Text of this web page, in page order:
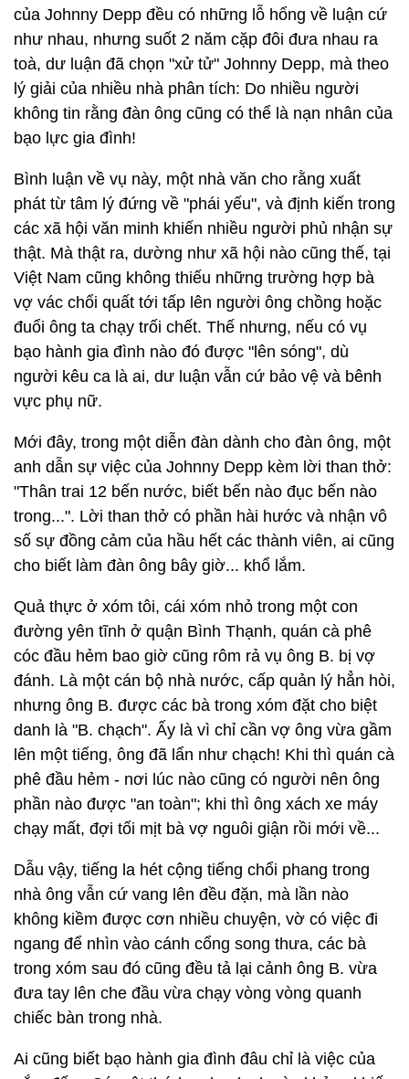
của Johnny Depp đều có những lỗ hổng về luận cứ
như nhau, nhưng suốt 2 năm cặp đôi đưa nhau ra
toà, dư luận đã chọn "xử tử" Johnny Depp, mà theo
lý giải của nhiều nhà phân tích: Do nhiều người
không tin rằng đàn ông cũng có thể là nạn nhân của
bạo lực gia đình!
Bình luận về vụ này, một nhà văn cho rằng xuất
phát từ tâm lý đứng về "phái yếu", và định kiến trong
các xã hội văn minh khiến nhiều người phủ nhận sự
thật. Mà thật ra, dường như xã hội nào cũng thế, tại
Việt Nam cũng không thiếu những trường hợp bà
vợ vác chổi quất tới tấp lên người ông chồng hoặc
đuổi ông ta chạy trối chết. Thế nhưng, nếu có vụ
bạo hành gia đình nào đó được "lên sóng", dù
người kêu ca là ai, dư luận vẫn cứ bảo vệ và bênh
vực phụ nữ.
Mới đây, trong một diễn đàn dành cho đàn ông, một
anh dẫn sự việc của Johnny Depp kèm lời than thở:
"Thân trai 12 bến nước, biết bến nào đục bến nào
trong...". Lời than thở có phần hài hước và nhận vô
số sự đồng cảm của hầu hết các thành viên, ai cũng
cho biết làm đàn ông bây giờ... khổ lắm.
Quả thực ở xóm tôi, cái xóm nhỏ trong một con
đường yên tĩnh ở quận Bình Thạnh, quán cà phê
cóc đầu hẻm bao giờ cũng rôm rả vụ ông B. bị vợ
đánh. Là một cán bộ nhà nước, cấp quản lý hẳn hòi,
nhưng ông B. được các bà trong xóm đặt cho biệt
danh là "B. chạch". Ấy là vì chỉ cần vợ ông vừa gầm
lên một tiếng, ông đã lẩn như chạch! Khi thì quán cà
phê đầu hẻm - nơi lúc nào cũng có người nên ông
phần nào được "an toàn"; khi thì ông xách xe máy
chạy mất, đợi tối mịt bà vợ nguôi giận rồi mới về...
Dẫu vậy, tiếng la hét cộng tiếng chổi phang trong
nhà ông vẫn cứ vang lên đều đặn, mà lần nào
không kiềm được cơn nhiều chuyện, vờ có việc đi
ngang để nhìn vào cánh cổng song thưa, các bà
trong xóm sau đó cũng đều tả lại cảnh ông B. vừa
đưa tay lên che đầu vừa chạy vòng vòng quanh
chiếc bàn trong nhà.
Ai cũng biết bạo hành gia đình đâu chỉ là việc của